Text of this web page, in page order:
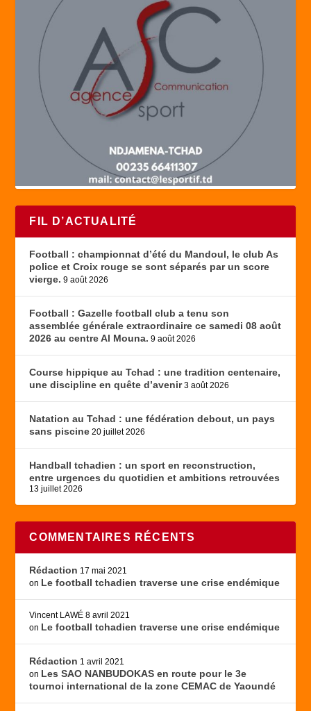
FIL D’ACTUALITÉ
Football : championnat d’été du Mandoul, le club As
police et Croix rouge se sont séparés par un score
vierge. 9 août 2026
Football : Gazelle football club a tenu son
assemblée générale extraordinaire ce samedi 08 août
2026 au centre Al Mouna. 9 août 2026
Course hippique au Tchad : une tradition centenaire,
une discipline en quête d’avenir 3 août 2026
Natation au Tchad : une fédération debout, un pays
sans piscine 20 juillet 2026
Handball tchadien : un sport en reconstruction,
entre urgences du quotidien et ambitions retrouvées
13 juillet 2026
COMMENTAIRES RÉCENTS
Rédaction 17 mai 2021
on Le football tchadien traverse une crise endémique
Vincent LAWÉ 8 avril 2021
on Le football tchadien traverse une crise endémique
Rédaction 1 avril 2021
on Les SAO NANBUDOKAS en route pour le 3e
tournoi international de la zone CEMAC de Yaoundé